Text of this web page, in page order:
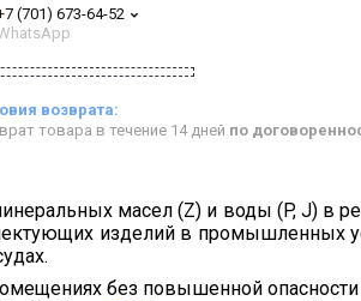
(701) 673-64-52
товара в течение 14 дней по
масел (Z) и воды (P, J) в
изделий в промышленных
без повышенной